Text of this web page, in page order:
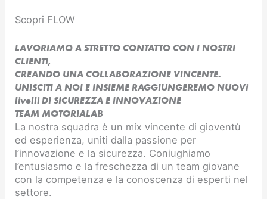
Scopri FLOW
LAVORIAMO A STRETTO CONTATTO CON I NOSTRI
CLIENTI,
CREANDO UNA COLLABORAZIONE VINCENTE.
UNISCITI A NOI E INSIEME RAGGIUNGEREMO NUOVi
livelli DI SICUREZZA E INNOVAZIONE​
TEAM MOTORIALAB
La nostra squadra è un mix vincente di gioventù
ed esperienza, uniti dalla passione per
l’innovazione e la sicurezza. Coniughiamo
l’entusiasmo e la freschezza di un team giovane
con la competenza e la conoscenza di esperti nel
settore.